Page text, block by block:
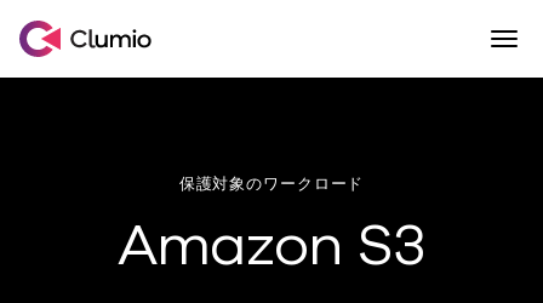
Commvault傘下のClumio
保護対象のワークロード
Amazon S3